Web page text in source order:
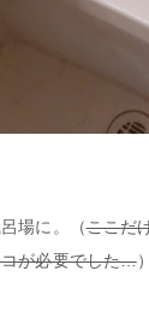
場に。（ここだ
が必要でした…）